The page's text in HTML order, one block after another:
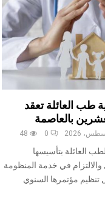
طب العائلة تعقد
بالعاصمة
0
48
العائلة بتأسيسها
في خدمة المنظومة
تنظيم مؤتمرها السنوي